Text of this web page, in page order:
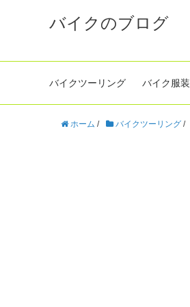
バイクのブログ
バイクツーリング バイク服装
ホーム / バイクツーリング /